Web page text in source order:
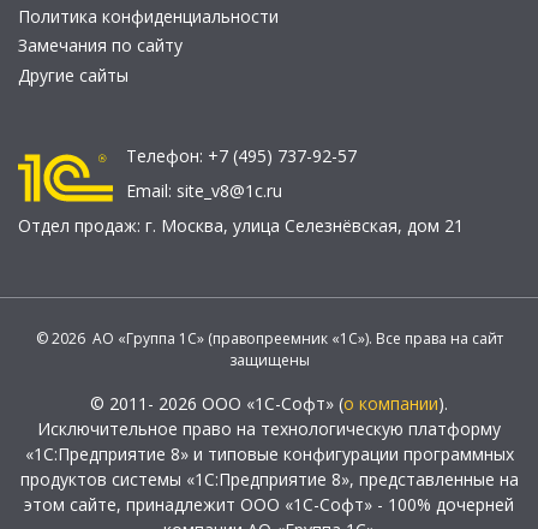
Политика конфиденциальности
Замечания по сайту
Другие сайты
Телефон: +7 (495) 737-92-57
Email: site_v8@1c.ru
Отдел продаж: г. Москва, улица Селезнёвская, дом 21
© 2026 АО «Группа 1С» (правопреемник «1С»). Все права на сайт
защищены
© 2011- 2026 ООО «1С-Софт» (о компании).
Исключительное право на технологическую платформу
«1С:Предприятие 8» и типовые конфигурации программных
продуктов системы «1С:Предприятие 8», представленные на
этом сайте, принадлежит ООО «1С-Софт» - 100% дочерней